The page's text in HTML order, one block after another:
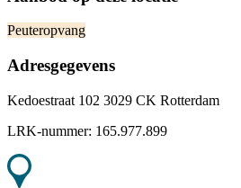
Peuteropvang
Adresgegevens
Kedoestraat 102 3029 CK Rotterdam
LRK-nummer: 165.977.899